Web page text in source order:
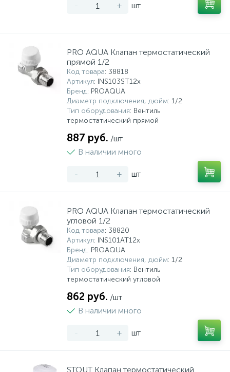
- + шт
PRO AQUA Клапан термостатический
прямой 1/2
Код товара: 38818
Артикул: INS103ST12x
Бренд: PROAQUA
Диаметр подключения, дюйм: 1/2
Тип оборудования: Вентиль
термостатический прямой
887 руб. /шт
В наличии много
- + шт
PRO AQUA Клапан термостатический
угловой 1/2
Код товара: 38820
Артикул: INS101AT12x
Бренд: PROAQUA
Диаметр подключения, дюйм: 1/2
Тип оборудования: Вентиль
термостатический угловой
862 руб. /шт
В наличии много
- + шт
STOUT Клапан термостатический